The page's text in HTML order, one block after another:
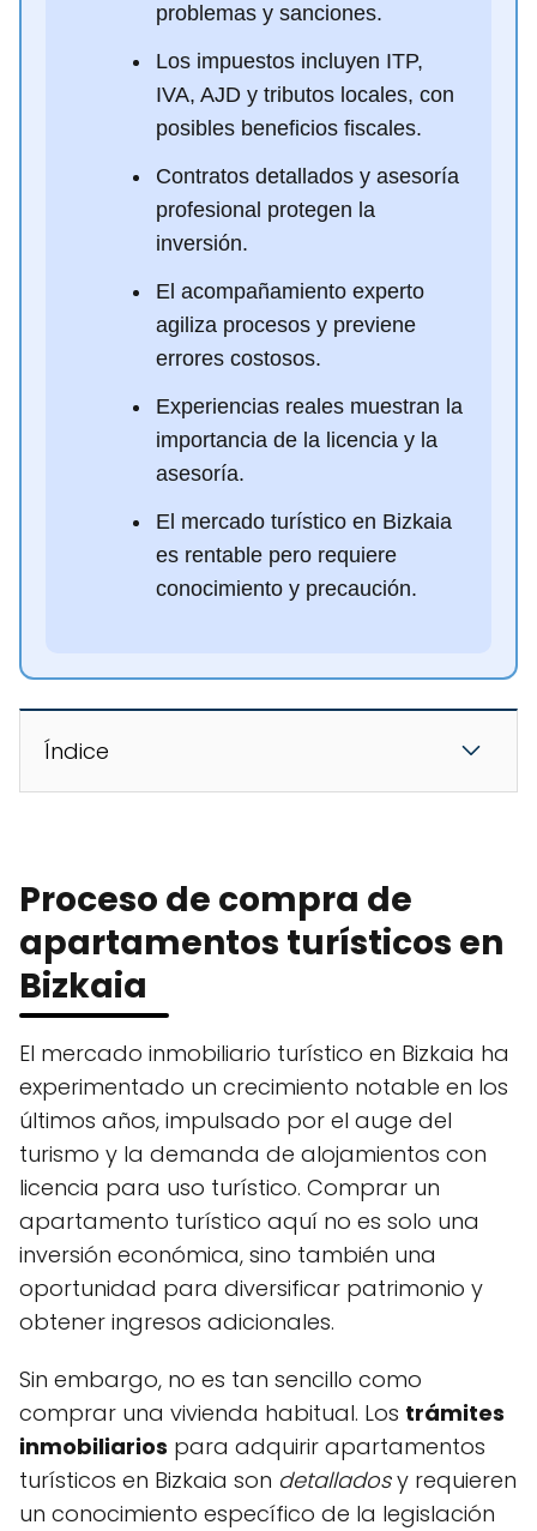
problemas y sanciones.
Los impuestos incluyen ITP,
IVA, AJD y tributos locales, con
posibles beneficios fiscales.
Contratos detallados y asesoría
profesional protegen la
inversión.
El acompañamiento experto
agiliza procesos y previene
errores costosos.
Experiencias reales muestran la
importancia de la licencia y la
asesoría.
El mercado turístico en Bizkaia
es rentable pero requiere
conocimiento y precaución.
Índice
Proceso de compra de
apartamentos turísticos en
Bizkaia
El mercado inmobiliario turístico en Bizkaia ha
experimentado un crecimiento notable en los
últimos años, impulsado por el auge del
turismo y la demanda de alojamientos con
licencia para uso turístico. Comprar un
apartamento turístico aquí no es solo una
inversión económica, sino también una
oportunidad para diversificar patrimonio y
obtener ingresos adicionales.
Sin embargo, no es tan sencillo como
comprar una vivienda habitual. Los trámites
inmobiliarios para adquirir apartamentos
turísticos en Bizkaia son detalladosy requieren
un conocimiento específico de la legislación